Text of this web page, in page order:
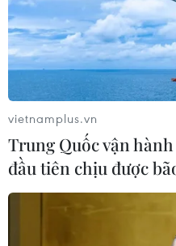
TIN CÙNG CHUYÊN
Ngoại giao kinh tế: Kiến
thái đồng hành và thúc
vietnamplus.vn
Trung Quốc vận
đầu tiên chịu được